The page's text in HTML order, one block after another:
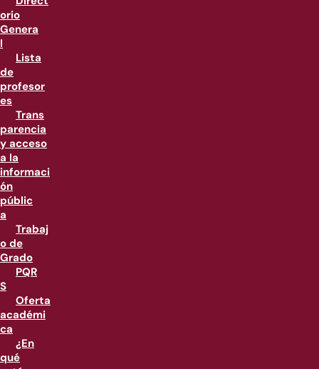
orio
Genera
l
Lista
de
profesor
es
Trans
parencia
y acceso
a la
informaci
ón
públic
a
Trabaj
o de
Grado
PQR
S
Oferta
académi
ca
¿En
qué